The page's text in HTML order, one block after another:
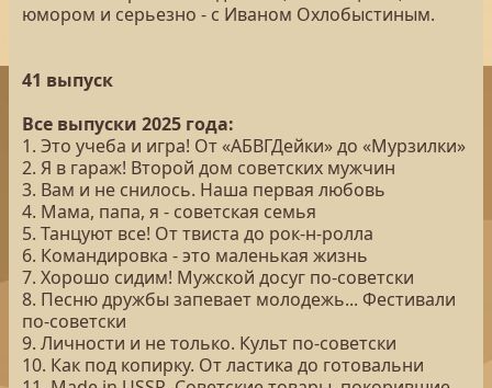
юмором и серьезно - с Иваном Охлобыстиным.
41 выпуск
Все выпуски 2025 года:
1. Это учеба и игра! От «АБВГДейки» до «Мурзилки»
2. Я в гараж! Второй дом советских мужчин
3. Вам и не снилось. Наша первая любовь
4. Мама, папа, я - советская семья
5. Танцуют все! От твиста до рок-н-ролла
6. Командировка - это маленькая жизнь
7. Хорошо сидим! Мужской досуг по-советски
8. Песню дружбы запевает молодежь... Фестивали
по-советски
9. Личности и не только. Культ по-советски
10. Как под копирку. От ластика до готовальни